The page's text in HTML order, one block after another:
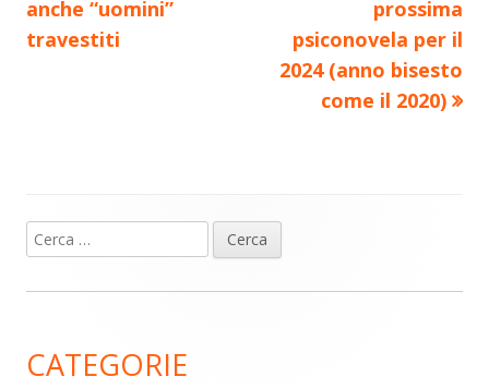
anche “uomini”
travestiti
prossima
psiconovela per il
2024 (anno bisesto
come il 2020)
Barra
laterale
Ricerca
per:
CATEGORIE